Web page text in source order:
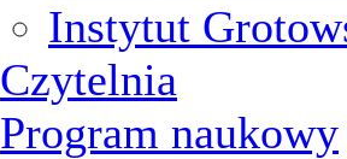
Instytut
Czytelnia
Program naukowy